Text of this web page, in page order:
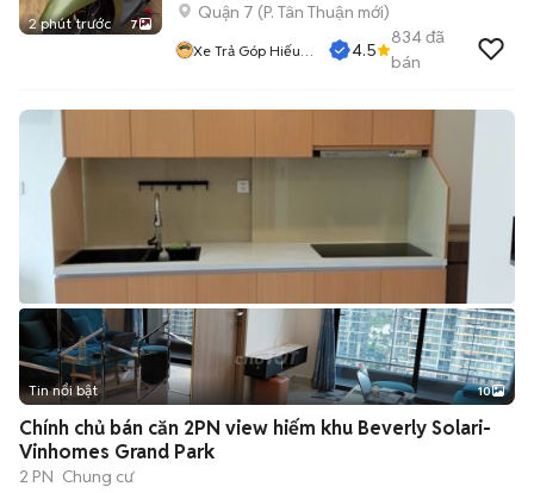
2 phút trước 7
Quận 7 (P. Tân Thuận mới)
Xe Trả Góp Hiếu
4.5
834đã
bán
+2
Tin nổi bật 10
Chính chủ bán căn 2PN view hiếm khu Beverly Solari-
Vinhomes Grand Park
2 PN Chung cư